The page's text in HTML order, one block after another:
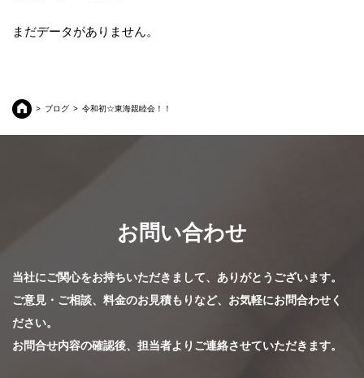
まだデータがありません。
ブログ 令和初☆東海親睦会！！
お問い合わせ
当社にご関心をお持ちいただきまして、ありがとうございます。
ご意見・ご相談、料金のお見積もりなど、お気軽にお問合わせく
ださい。
お問合せ内容の確認後、担当者よりご連絡させていただきます。